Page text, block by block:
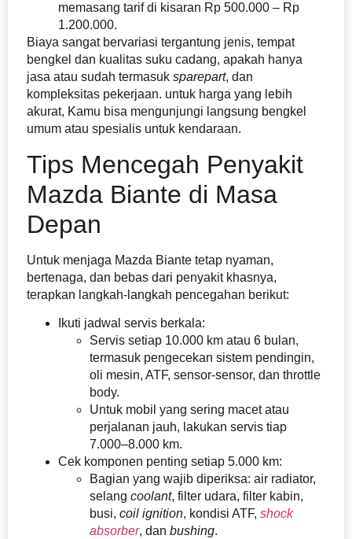
memasang tarif di kisaran Rp 500.000 – Rp
1.200.000.
Biaya sangat bervariasi tergantung jenis, tempat
bengkel dan kualitas suku cadang, apakah hanya
jasa atau sudah termasuk sparepart, dan
kompleksitas pekerjaan. untuk harga yang lebih
akurat, Kamu bisa mengunjungi langsung bengkel
umum atau spesialis untuk kendaraan.
Tips Mencegah Penyakit
Mazda Biante di Masa
Depan
Untuk menjaga Mazda Biante tetap nyaman,
bertenaga, dan bebas dari penyakit khasnya,
terapkan langkah-langkah pencegahan berikut:
Ikuti jadwal servis berkala:
Servis setiap 10.000 km atau 6 bulan,
termasuk pengecekan sistem pendingin,
oli mesin, ATF, sensor-sensor, dan throttle
body.
Untuk mobil yang sering macet atau
perjalanan jauh, lakukan servis tiap
7.000–8.000 km.
Cek komponen penting setiap 5.000 km:
Bagian yang wajib diperiksa: air radiator,
selang coolant, filter udara, filter kabin,
busi, coil ignition, kondisi ATF, shock
absorber, dan bushing.